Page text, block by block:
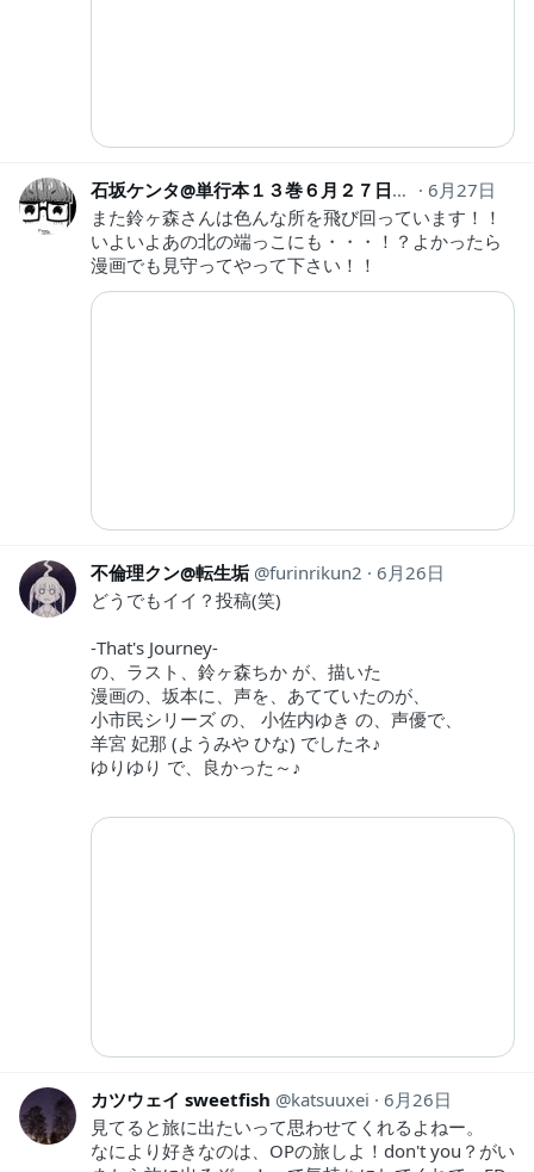
石坂ケンタ@単行本１３巻６月２７日発売！
6月27日
また鈴ヶ森さんは色んな所を飛び回っています！！
いよいよあの北の端っこにも・・・！？よかったら
漫画でも見守ってやって下さい！！
不倫理クン@転生垢 furinrikun2
6月26日
どうでもイイ？投稿(笑)
-That's Journey-
の、ラスト、鈴ヶ森ちか が、描いた
漫画の、坂本に、声を、あてていたのが、
小市民シリーズ の、 小佐内ゆき の、声優で、
羊宮 妃那 (ようみや ひな) でしたネ♪
ゆりゆり で、良かった～♪
カツウェイ sweetfish katsuuxei
6月26日
見てると旅に出たいって思わせてくれるよねー。
なにより好きなのは、OPの旅しよ！don't you？がい